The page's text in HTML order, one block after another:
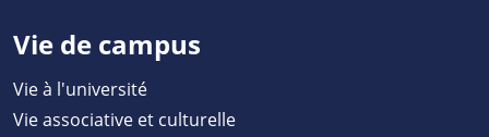
Vie de campus
Vie à l'université
Vie associative et culturelle